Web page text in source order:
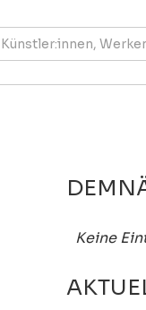
Keine